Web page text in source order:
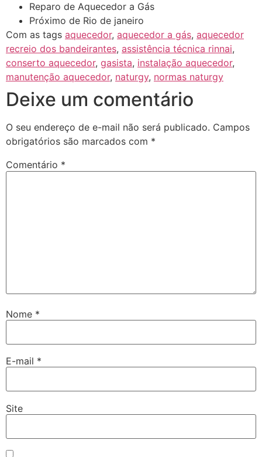
Reparo de Aquecedor a Gás
Próximo de Rio de janeiro
Com as tags aquecedor, aquecedor a gás, aquecedor
recreio dos bandeirantes, assistência técnica rinnai,
conserto aquecedor, gasista, instalação aquecedor,
manutenção aquecedor, naturgy, normas naturgy
Deixe um comentário
O seu endereço de e-mail não será publicado. Campos
obrigatórios são marcados com *
Comentário *
Nome *
E-mail *
Site